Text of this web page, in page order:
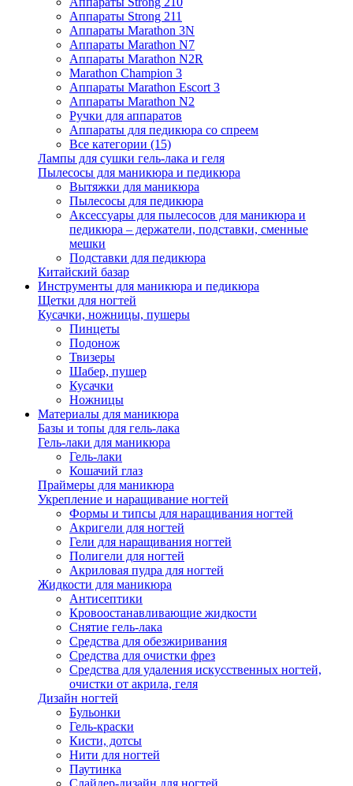
Аппараты Strong 211
Аппараты Marathon 3N
Аппараты Marathon N7
Аппараты Marathon N2R
Marathon Champion 3
Аппараты Marathon Escort 3
Аппараты Marathon N2
Ручки для аппаратов
Аппараты для педикюра со спреем
Все категории (15)
Лампы для сушки гель-лака и геля
Пылесосы для маникюра и педикюра
Вытяжки для маникюра
Пылесосы для педикюра
Аксессуары для пылесосов для маникюра и
педикюра – держатели, подставки, сменные
мешки
Подставки для педикюра
Китайский базар
Инструменты для маникюра и педикюра
Щетки для ногтей
Кусачки, ножницы, пушеры
Пинцеты
Подонож
Твизеры
Шабер, пушер
Кусачки
Ножницы
Материалы для маникюра
Базы и топы для гель-лака
Гель-лаки для маникюра
Гель-лаки
Кошачий глаз
Праймеры для маникюра
Укрепление и наращивание ногтей
Формы и типсы для наращивания ногтей
Акригели для ногтей
Гели для наращивания ногтей
Полигели для ногтей
Акриловая пудра для ногтей
Жидкости для маникюра
Антисептики
Кровоостанавливающие жидкости
Снятие гель-лака
Средства для обезжиривания
Средства для очистки фрез
Средства для удаления искусственных ногтей,
очистки от акрила, геля
Дизайн ногтей
Бульонки
Гель-краски
Кисти, дотсы
Нити для ногтей
Паутинка
Слайдер-дизайн для ногтей